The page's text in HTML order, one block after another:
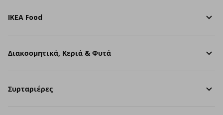
IKEA Food
Διακοσμητικά, Κεριά & Φυτά
Συρταριέρες